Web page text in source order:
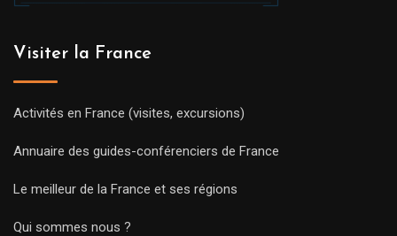
Visiter la France
Activités en France (visites, excursions)
Annuaire des guides-conférenciers de France
Le meilleur de la France et ses régions
Qui sommes nous ?